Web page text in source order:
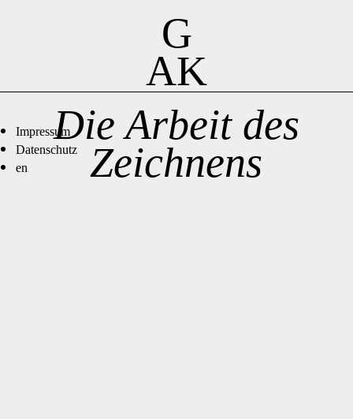
G
AK
Impressum
Datenschutz
en
Die Arbeit des
Zeichnens